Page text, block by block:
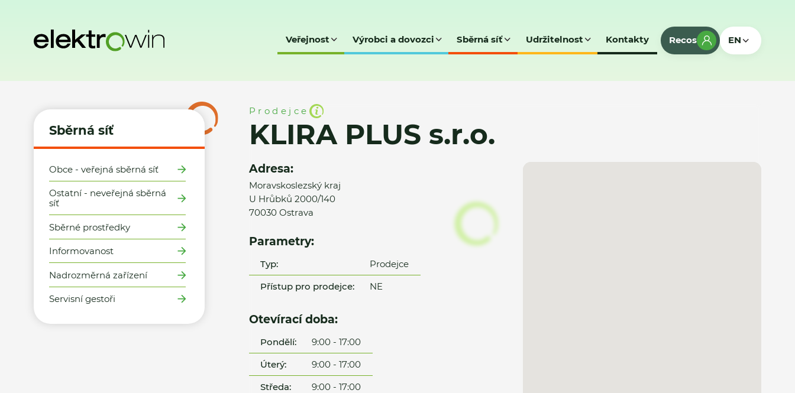
Veřejnost Výrobci a dovozci Sběrná síť Udržitelnost Kontakty Recos EN
Sběrná síť
Obce - veřejná sběrná síť
Ostatní - neveřejná sběrná
síť
Sběrné prostředky
Informovanost
Nadrozměrná zařízení
Servisní gestoři
Prodejce
KLIRA PLUS s.r.o.
Adresa:
Moravskoslezský kraj
U Hrůbků 2000/140
70030 Ostrava
Parametry:
Typ:
Prodejce
Přístup pro prodejce:
NE
Otevírací doba:
Pondělí:
9:00 - 17:00
Úterý:
9:00 - 17:00
Středa:
9:00 - 17:00